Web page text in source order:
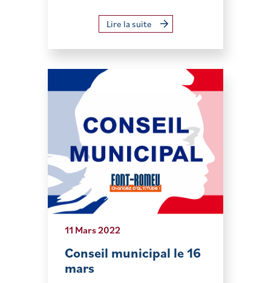
Lire la suite
11 Mars 2022
Conseil municipal le 16
mars